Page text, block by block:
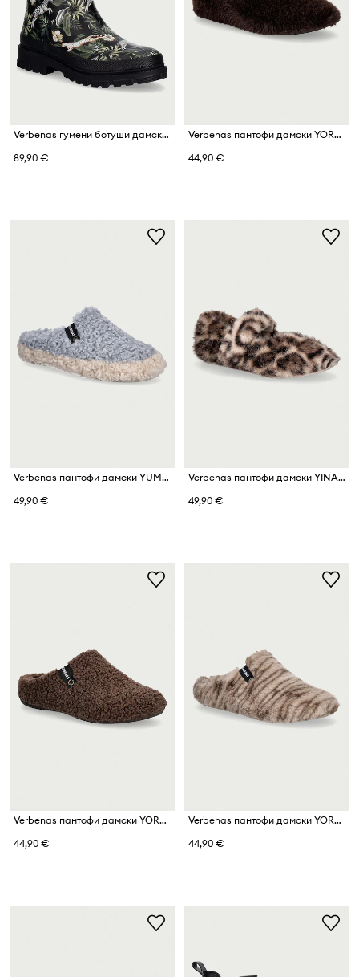
Verbenas гумени ботуши дамски LINA FUR SMOOTH SELVA
89,90 €
Verbenas пантофи дамски YORK BUDAPEST
44,90 €
Verbenas пантофи дамски YUMA CURLY
49,90 €
Verbenas пантофи дамски YINA CURLY CAMEL
49,90 €
Verbenas пантофи дамски YORK NAIROBI
44,90 €
Verbenas пантофи дамски YORK CHICAGO
44,90 €